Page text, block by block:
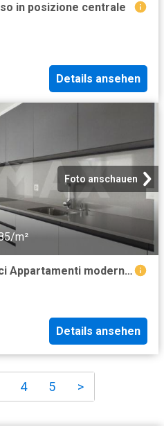
in posizione centrale
Details ansehen
Foto anschauen
m²
Nuova residenza Tre Noci Appartamenti moderni da 2 12 a 4 12 locali
Details ansehen
4 5 >